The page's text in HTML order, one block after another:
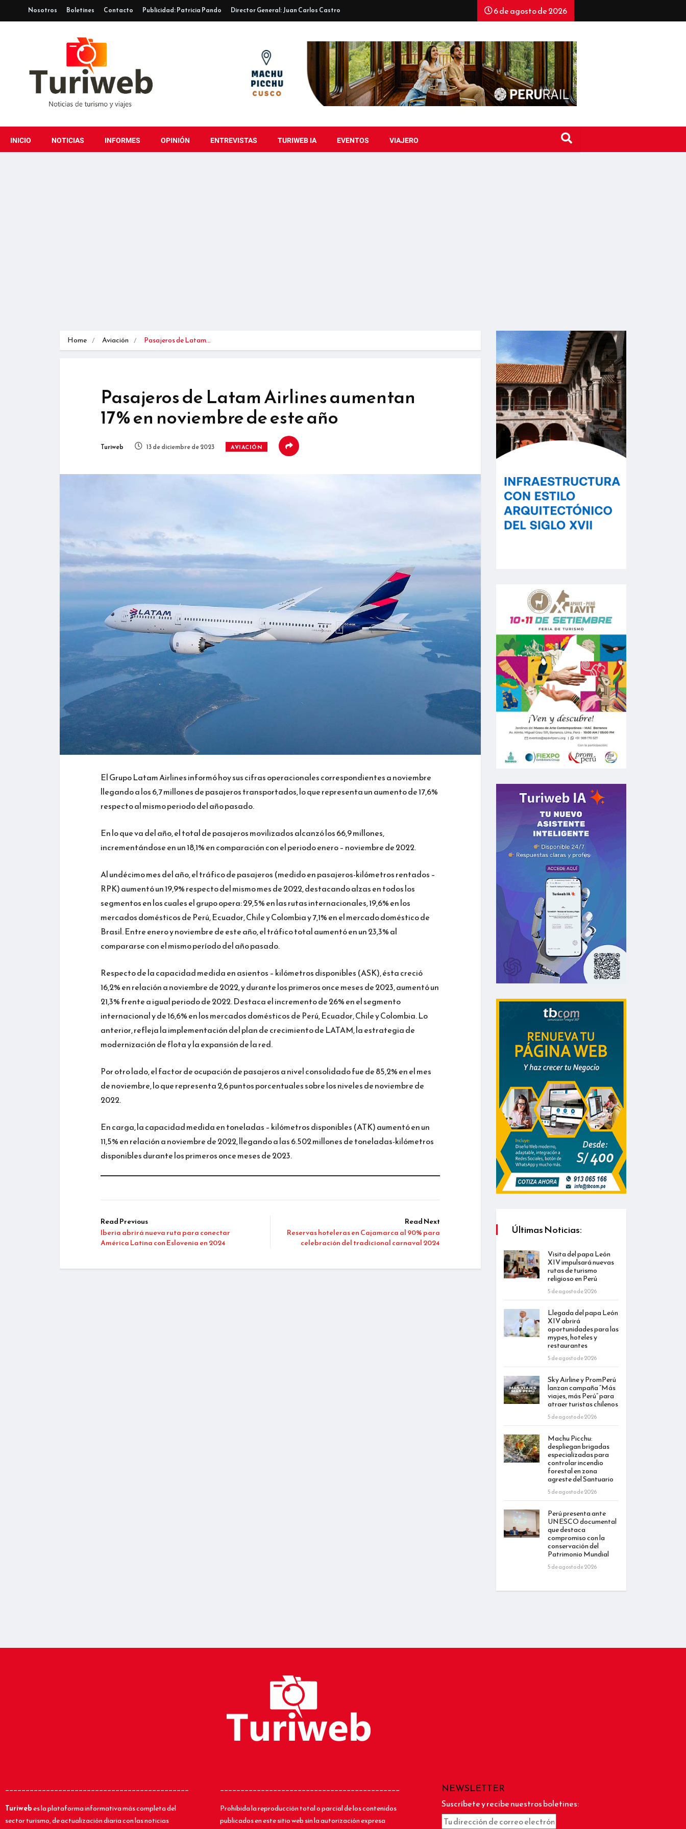
Nosotros Boletines Contacto Publicidad: Patricia Pando Director General: Juan Carlos Castro 6 de agosto de 2026
INICIO NOTICIAS INFORMES OPINIÓN ENTREVISTAS TURIWEB IA EVENTOS VIAJERO
Home Aviación Pasajeros de Latam…
Pasajeros de Latam Airlines aumentan
17% en noviembre de este año
Turiweb 13 de diciembre de 2023 AVIACIÓN
El Grupo Latam Airlines informó hoy sus cifras operacionales correspondientes a noviembre
llegando a los 6,7 millones de pasajeros transportados, lo que representa un aumento de 17,6%
respecto al mismo periodo del año pasado.
En lo que va del año, el total de pasajeros movilizados alcanzó los 66,9 millones,
incrementándose en un 18,1% en comparación con el periodo enero – noviembre de 2022.
Al undécimo mes del año, el tráfico de pasajeros (medido en pasajeros-kilómetros rentados –
RPK) aumentó un 19,9% respecto del mismo mes de 2022, destacando alzas en todos los
segmentos en los cuales el grupo opera: 29,5% en las rutas internacionales, 19,6% en los
mercados domésticos de Perú, Ecuador, Chile y Colombia y 7,1% en el mercado doméstico de
Brasil. Entre enero y noviembre de este año, el tráfico total aumentó en un 23,3% al
compararse con el mismo período del año pasado.
Respecto de la capacidad medida en asientos – kilómetros disponibles (ASK), ésta creció
16,2% en relación a noviembre de 2022, y durante los primeros once meses de 2023, aumentó un
21,3% frente a igual periodo de 2022. Destaca el incremento de 26% en el segmento
internacional y de 16,6% en los mercados domésticos de Perú, Ecuador, Chile y Colombia. Lo
anterior, refleja la implementación del plan de crecimiento de LATAM, la estrategia de
modernización de flota y la expansión de la red.
Por otro lado, el factor de ocupación de pasajeros a nivel consolidado fue de 85,2% en el mes
de noviembre, lo que representa 2,6 puntos porcentuales sobre los niveles de noviembre de
2022.
En carga, la capacidad medida en toneladas – kilómetros disponibles (ATK) aumentó en un
11,5% en relación a noviembre de 2022, llegando a las 6.502 millones de toneladas-kilómetros
disponibles durante los primeros once meses de 2023.
Read Previous
Iberia abrirá nueva ruta para conectar
América Latina con Eslovenia en 2024
Read Next
Reservas hoteleras en Cajamarca al 90% para
celebración del tradicional carnaval 2024
Últimas Noticias:
Visita del papa León
XIV impulsará nuevas
rutas de turismo
religioso en Perú
5 de agosto de 2026
Llegada del papa León
XIV abrirá
oportunidades para las
mypes, hoteles y
restaurantes
5 de agosto de 2026
Sky Airline y PromPerú
lanzan campaña “Más
viajes, más Perú” para
atraer turistas chilenos
5 de agosto de 2026
Machu Picchu:
despliegan brigadas
especializadas para
controlar incendio
forestal en zona
agreste del Santuario
5 de agosto de 2026
Perú presenta ante
UNESCO documental
que destaca
compromiso con la
conservación del
Patrimonio Mundial
5 de agosto de 2026
_____________________________________________
Turiwebes la plataforma informativa más completa del
sector turismo, de actualización diaria con las noticias
____________________________________________
Prohibida la reproducción total o parcial de los contenidos
publicados en este sitio web sin la autorización expresa
NEWSLETTER
Suscríbete y recibe nuestros boletines: